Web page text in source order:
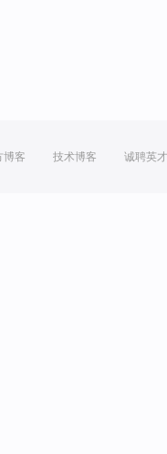
博客 技术博客 诚聘英才